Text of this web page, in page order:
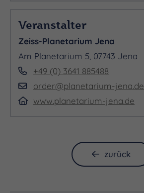
Veranstalter
Zeiss-Planetarium Jena
Am Planetarium 5, 07743 Jena
+49 (0) 3641 885488
order@planetarium-jena.de
www.planetarium-jena.de
zurück